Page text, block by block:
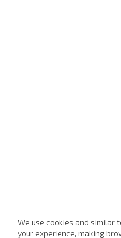
We use cookies and similar
your experience, making